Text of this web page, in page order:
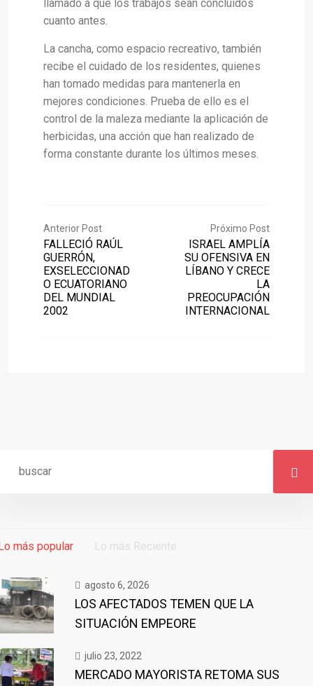
llamado a que los trabajos sean concluidos
cuanto antes.
La cancha, como espacio recreativo, también
recibe el cuidado de los residentes, quienes
han tomado medidas para mantenerla en
mejores condiciones. Prueba de ello es el
control de la maleza mediante la aplicación de
herbicidas, una acción que han realizado de
forma constante durante los últimos meses.
Anterior Post
FALLECIÓ RAÚL
GUERRÓN,
EXSELECCIONAD
O ECUATORIANO
DEL MUNDIAL
2002
Próximo Post
ISRAEL AMPLÍA
SU OFENSIVA EN
LÍBANO Y CRECE
LA
PREOCUPACIÓN
INTERNACIONAL
más popular Lo más Reciente
agosto 6, 2026
LOS AFECTADOS TEMEN QUE LA
SITUACIÓN EMPEORE
julio 23, 2022
MERCADO MAYORISTA RETOMA SUS